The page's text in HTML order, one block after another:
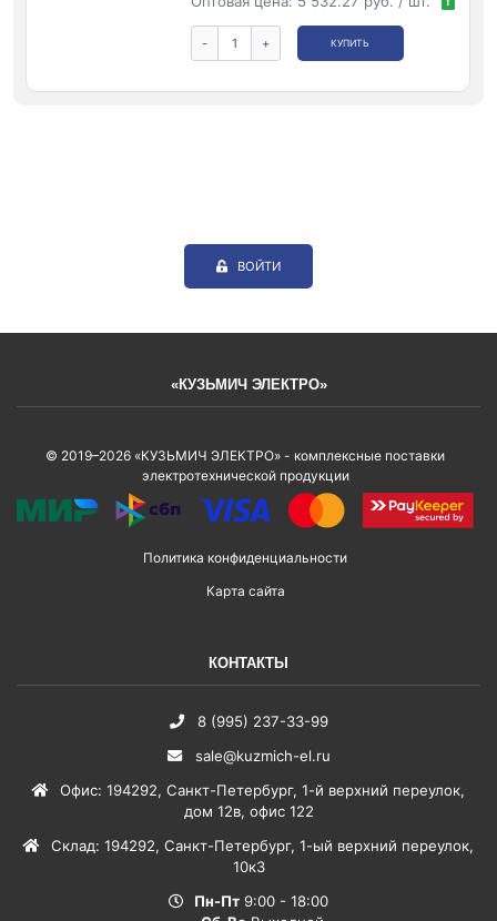
- + КУПИТЬ
ВОЙТИ
«КУЗЬМИЧ ЭЛЕКТРО»
© 2019–2026 «КУЗЬМИЧ ЭЛЕКТРО» - комплексные поставки
электротехнической продукции
Политика конфиденциальности
Карта сайта
КОНТАКТЫ
8 (995) 237-33-99
sale@kuzmich-el.ru
Офис: 194292, Санкт-Петербург, 1-й верхний переулок,
дом 12в, офис 122
Склад: 194292, Санкт-Петербург, 1-ый верхний переулок,
10к3
Пн-Пт 9:00 - 18:00